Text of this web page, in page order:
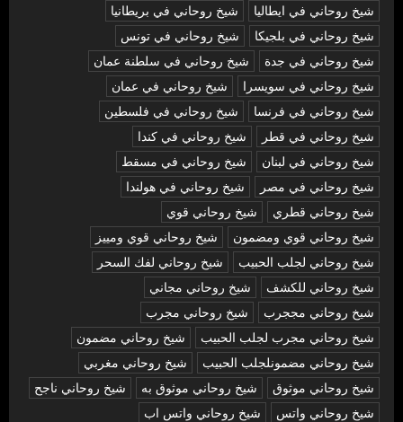
شيخ روحاني في ايطاليا
شيخ روحاني في بريطانيا
شيخ روحاني في بلجيكا
شيخ روحاني في تونس
شيخ روحاني في جدة
شيخ روحاني في سلطنة عمان
شيخ روحاني في سويسرا
شيخ روحاني في عمان
شيخ روحاني في فرنسا
شيخ روحاني في فلسطين
شيخ روحاني في قطر
شيخ روحاني في كندا
شيخ روحاني في لبنان
شيخ روحاني في مسقط
شيخ روحاني في مصر
شيخ روحاني في هولندا
شيخ روحاني قطري
شيخ روحاني قوي
شيخ روحاني قوي ومضمون
شيخ روحاني قوي ومييز
شيخ روحاني لجلب الحبيب
شيخ روحاني لفك السحر
شيخ روحاني للكشف
شيخ روحاني مجاني
شيخ روحاني مججرب
شيخ روحاني مجرب
شيخ روحاني مجرب لجلب الحبيب
شيخ روحاني مضمون
شيخ روحاني مضمونلجلب الحبيب
شيخ روحاني مغربي
شيخ روحاني موثوق
شيخ روحاني موثوق به
شيخ روحاني ناجح
شيخ روحاني واتس
شيخ روحاني واتس اب